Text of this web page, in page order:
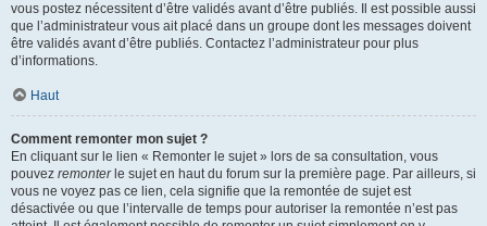
vous postez nécessitent d’être validés avant d’être publiés. Il est possible aussi
que l’administrateur vous ait placé dans un groupe dont les messages doivent
être validés avant d’être publiés. Contactez l’administrateur pour plus
d’informations.
Haut
Comment remonter mon sujet ?
En cliquant sur le lien « Remonter le sujet » lors de sa consultation, vous
pouvez remonterle sujet en haut du forum sur la première page. Par ailleurs, si
vous ne voyez pas ce lien, cela signifie que la remontée de sujet est
désactivée ou que l’intervalle de temps pour autoriser la remontée n’est pas